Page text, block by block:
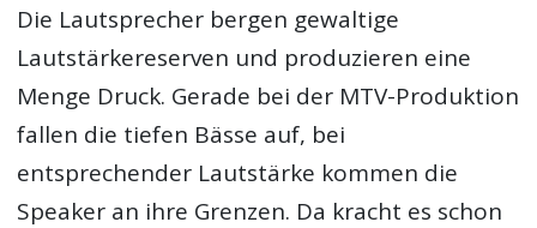
Die Lautsprecher bergen gewaltige
Lautstärkereserven und produzieren eine
Menge Druck. Gerade bei der MTV-Produktion
fallen die tiefen Bässe auf, bei
entsprechender Lautstärke kommen die
Speaker an ihre Grenzen. Da kracht es schon